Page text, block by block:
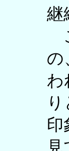
継
の
わ
印
見